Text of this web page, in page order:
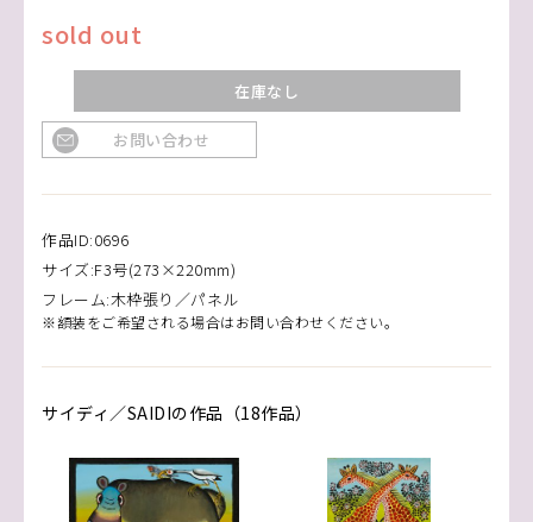
sold out
在庫なし
お問い合わせ
作品ID:0696
サイズ:F3号(273×220mm)
フレーム:木枠張り／パネル
※額装をご希望される場合はお問い合わせください。
サイディ／SAIDIの作品（18作品）